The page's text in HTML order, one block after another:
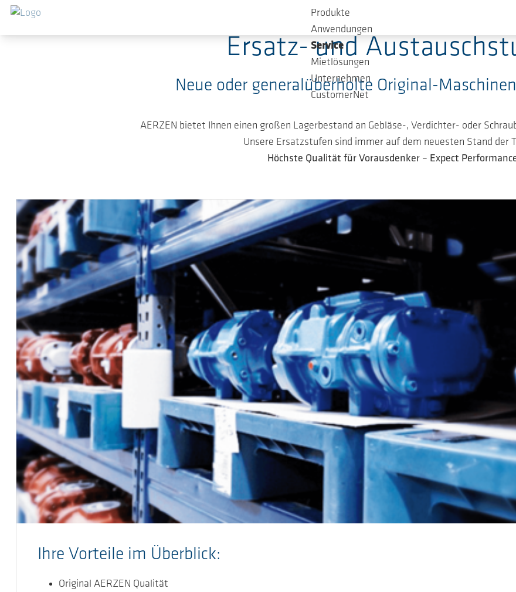
Zum Hauptinhalt springen
Produkte
Anwendungen
Service
Mietlösungen
Unternehmen
CustomerNet
Ersatz- und
Neue oder generalüberholte Original-
AERZEN bietet Ihnen einen großen Lagerbestand an Gebläse-, Verdichter- oder
Unsere Ersatzstufen sind immer auf dem neuesten Stand der
Höchste Qualität für Vorausdenker – Expect
Ihre Vorteile im Überblick:
Original AERZEN Qualität